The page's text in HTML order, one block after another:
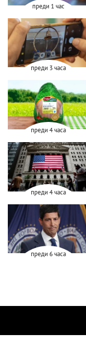
преди 1 час
преди 3 часа
преди 4 часа
преди 4 часа
преди 6 часа